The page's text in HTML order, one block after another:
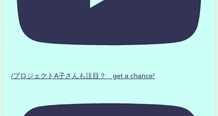
/プロジェクトA子さんも注目？ get a chance!